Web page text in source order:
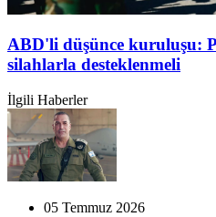
ABD'li düşünce kuruluşu:
silahlarla desteklenmeli
İlgili Haberler
05 Temmuz 2026